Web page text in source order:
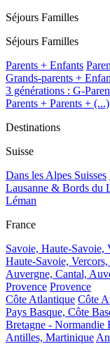
Séjours Familles
Séjours Familles
Parents + Enfants
Grands-parents +
3 générations : G-
Parents + Parents + (...)
Destinations
Suisse
Dans les Alpes Suisses
Lausanne & Bords du
Léman
France
Savoie, Haute-Savoie,
Haute-Savoie,
Auvergne, Cantal,
Provence Provence
Côte Atlantique Côte
Pays Basque, Côte
Bretagne - Normandie
Antilles, Martinique